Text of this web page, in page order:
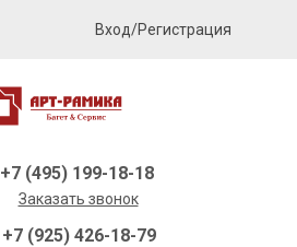
Вход/Регистрация
+7 (495) 199-18-18
Заказать звонок
+7 (925) 426-18-79